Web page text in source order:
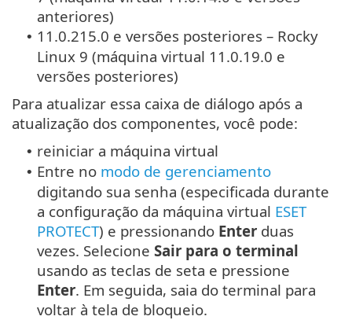
anteriores)
• 11.0.215.0 e versões posteriores – Rocky
Linux 9 (máquina virtual 11.0.19.0 e
versões posteriores)
Para atualizar essa caixa de diálogo após a
atualização dos componentes, você pode:
• reiniciar a máquina virtual
• Entre no modo de gerenciamento
digitando sua senha (especificada durante
a configuração da máquina virtual ESET
PROTECT) e pressionando Enter duas
vezes. Selecione Sair para o terminal
usando as teclas de seta e pressione
Enter. Em seguida, saia do terminal para
voltar à tela de bloqueio.